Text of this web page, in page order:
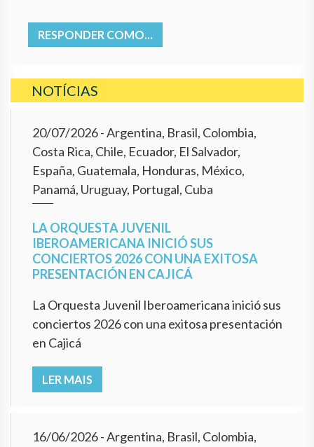
RESPONDER COMO...
NOTÍCIAS
20/07/2026- Argentina, Brasil, Colombia,
Costa Rica, Chile, Ecuador, El Salvador,
España, Guatemala, Honduras, México,
Panamá, Uruguay, Portugal, Cuba
LA ORQUESTA JUVENIL
IBEROAMERICANA INICIÓ SUS
CONCIERTOS 2026 CON UNA EXITOSA
PRESENTACIÓN EN CAJICÁ
La Orquesta Juvenil Iberoamericana inició sus
conciertos 2026 con una exitosa presentación
en Cajicá
LER MAIS
16/06/2026- Argentina, Brasil, Colombia,